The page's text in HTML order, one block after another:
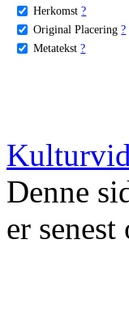
Herkomst ?
Original Placering ?
Metatekst ?
Denne
er